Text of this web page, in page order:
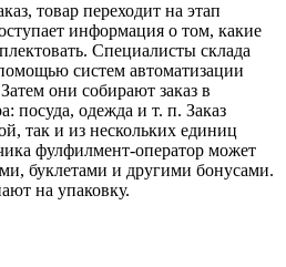
товар переходит на этап
информация о том, какие
Специалисты склада
систем автоматизации
они собирают заказ в
посуда, одежда и т. п. Заказ
так и из нескольких единиц
фулфилмент-оператор может
буклетами и другими бонусами.
на упаковку.